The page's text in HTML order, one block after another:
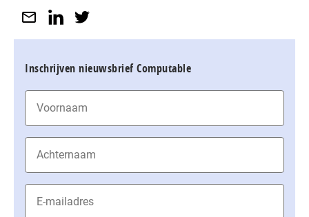
Inschrijven nieuwsbrief Computable